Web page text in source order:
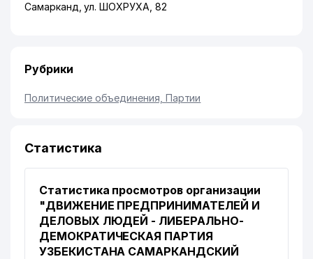
Самарканд ,ул. ШОХРУХА , 82
Рубрики
Политические объединения, Партии
Статистика
Статистика просмотров организации
"ДВИЖЕНИЕ ПРЕДПРИНИМАТЕЛЕЙ И
ДЕЛОВЫХ ЛЮДЕЙ - ЛИБЕРАЛЬНО-
ДЕМОКРАТИЧЕСКАЯ ПАРТИЯ
УЗБЕКИСТАНА САМАРКАНДСКИЙ